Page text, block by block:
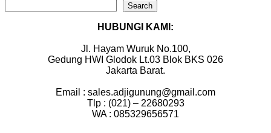
Search
HUBUNGI KAMI:
Jl. Hayam Wuruk No.100,
Gedung HWI Glodok Lt.03 Blok BKS 026
Jakarta Barat.
Email : sales.adjigunung@gmail.com
Tlp : (021) – 22680293
WA : 085329656571